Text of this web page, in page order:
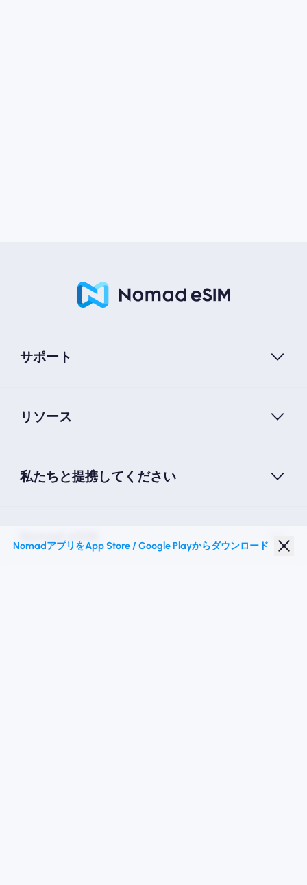
サポート
リソース
私たちと提携してください
NomadアプリをApp Store / Google Playからダウンロード